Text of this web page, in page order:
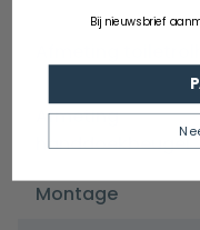
Afmeting
handdoekbeugel
Montage
Bij nieuwsbrief